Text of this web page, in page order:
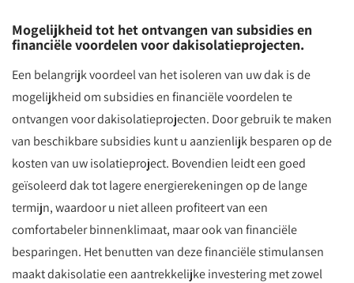
Mogelijkheid tot het ontvangen van subsidies en
financiële voordelen voor dakisolatieprojecten.
Een belangrijk voordeel van het isoleren van uw dak is de
mogelijkheid om subsidies en financiële voordelen te
ontvangen voor dakisolatieprojecten. Door gebruik te maken
van beschikbare subsidies kunt u aanzienlijk besparen op de
kosten van uw isolatieproject. Bovendien leidt een goed
geïsoleerd dak tot lagere energierekeningen op de lange
termijn, waardoor u niet alleen profiteert van een
comfortabeler binnenklimaat, maar ook van financiële
besparingen. Het benutten van deze financiële stimulansen
maakt dakisolatie een aantrekkelijke investering met zowel